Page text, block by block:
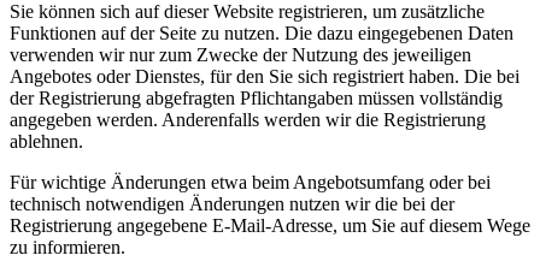
Sie können sich auf dieser Website registrieren, um zusätzliche
Funktionen auf der Seite zu nutzen. Die dazu eingegebenen Daten
verwenden wir nur zum Zwecke der Nutzung des jeweiligen
Angebotes oder Dienstes, für den Sie sich registriert haben. Die bei
der Registrierung abgefragten Pflichtangaben müssen vollständig
angegeben werden. Anderenfalls werden wir die Registrierung
ablehnen.
Für wichtige Änderungen etwa beim Angebotsumfang oder bei
technisch notwendigen Änderungen nutzen wir die bei der
Registrierung angegebene E-Mail-Adresse, um Sie auf diesem Wege
zu informieren.